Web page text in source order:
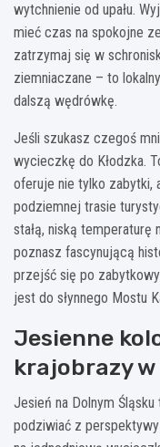
wytchnienie od upału.
mieć czas na spokojne
zatrzymaj się w
ziemniaczane – to
dalszą wędrówkę.
Jeśli szukasz czegoś
wycieczkę do Kłodzka.
oferuje nie tylko zabytki,
podziemnej trasie
stałą, niską
poznasz fascynującą
przejść się po
jest do słynnego Mostu
Jesienne
krajobrazy
Jesień na Dolnym
podziwiać z